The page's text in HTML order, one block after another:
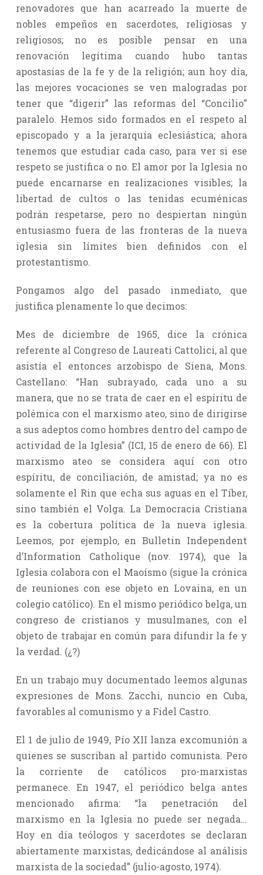
renovadores que han acarreado la muerte de
nobles empeños en sacerdotes, religiosas y
religiosos; no es posible pensar en una
renovación legítima cuando hubo tantas
apostasías de la fe y de la religión; aun hoy día,
las mejores vocaciones se ven malogradas por
tener que “digerir” las reformas del “Concilio”
paralelo. Hemos sido formados en el respeto al
episcopado y a la jerarquía eclesiástica; ahora
tenemos que estudiar cada caso, para ver si ese
respeto se justifica o no. El amor por la Iglesia no
puede encarnarse en realizaciones visibles; la
libertad de cultos o las tenidas ecuménicas
podrán respetarse, pero no despiertan ningún
entusiasmo fuera de las fronteras de la nueva
iglesia sin límites bien definidos con el
protestantismo.
Pongamos algo del pasado inmediato, que
justifica plenamente lo que decimos:
Mes de diciembre de 1965, dice la crónica
referente al Congreso de Laureati Cattolici, al que
asistía el entonces arzobispo de Siena, Mons.
Castellano: “Han subrayado, cada uno a su
manera, que no se trata de caer en el espíritu de
polémica con el marxismo ateo, sino de dirigirse
a sus adeptos como hombres dentro del campo de
actividad de la Iglesia” (ICI, 15 de enero de 66). El
marxismo ateo se considera aquí con otro
espíritu, de conciliación, de amistad; ya no es
solamente el Rin que echa sus aguas en el Tíber,
sino también el Volga. La Democracia Cristiana
es la cobertura política de la nueva iglesia.
Leemos, por ejemplo, en Bulletin Independent
d’Information Catholique (nov. 1974), que la
Iglesia colabora con el Maoísmo (sigue la crónica
de reuniones con ese objeto en Lovaina, en un
colegio católico). En el mismo periódico belga, un
congreso de cristianos y musulmanes, con el
objeto de trabajar en común para difundir la fe y
la verdad. (¿?)
En un trabajo muy documentado leemos algunas
expresiones de Mons. Zacchi, nuncio en Cuba,
favorables al comunismo y a Fidel Castro.
El 1 de julio de 1949, Pío XII lanza excomunión a
quienes se suscriban al partido comunista. Pero
la corriente de católicos pro-marxistas
permanece. En 1947, el periódico belga antes
mencionado afirma: “la penetración del
marxismo en la Iglesia no puede ser negada…
Hoy en día teólogos y sacerdotes se declaran
abiertamente marxistas, dedicándose al análisis
marxista de la sociedad” (julio-agosto, 1974).